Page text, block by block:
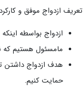
تعریف ازدواج موفق و
ازدواج بواسطه
مامسئول هستیم که
هدف ازدواج داشتن
حمایت کنیم.